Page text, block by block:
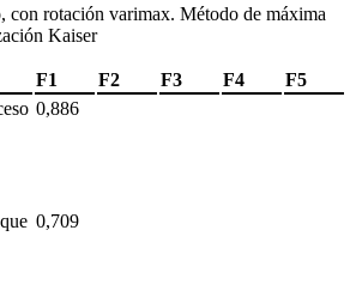
con rotación varimax. Método de máxima
Kaiser
F1 F2 F3 F4
F5
0,886
0,709